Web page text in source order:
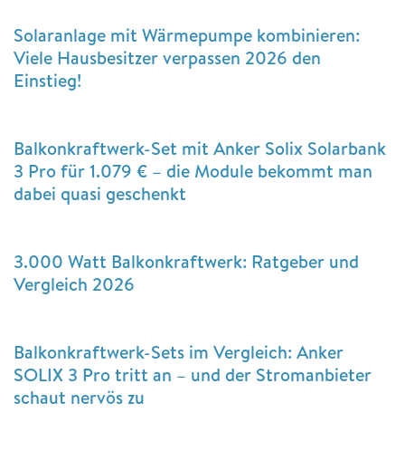
Solaranlage mit Wärmepumpe kombinieren:
Viele Hausbesitzer verpassen 2026 den
Einstieg!
Balkonkraftwerk-Set mit Anker Solix Solarbank
3 Pro für 1.079 € – die Module bekommt man
dabei quasi geschenkt
3.000 Watt Balkonkraftwerk: Ratgeber und
Vergleich 2026
Balkonkraftwerk-Sets im Vergleich: Anker
SOLIX 3 Pro tritt an – und der Stromanbieter
schaut nervös zu